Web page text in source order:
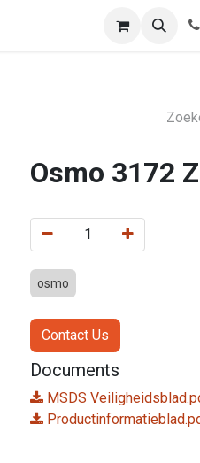
Osmo 3172
osmo
Contact Us
Documents
MSDS